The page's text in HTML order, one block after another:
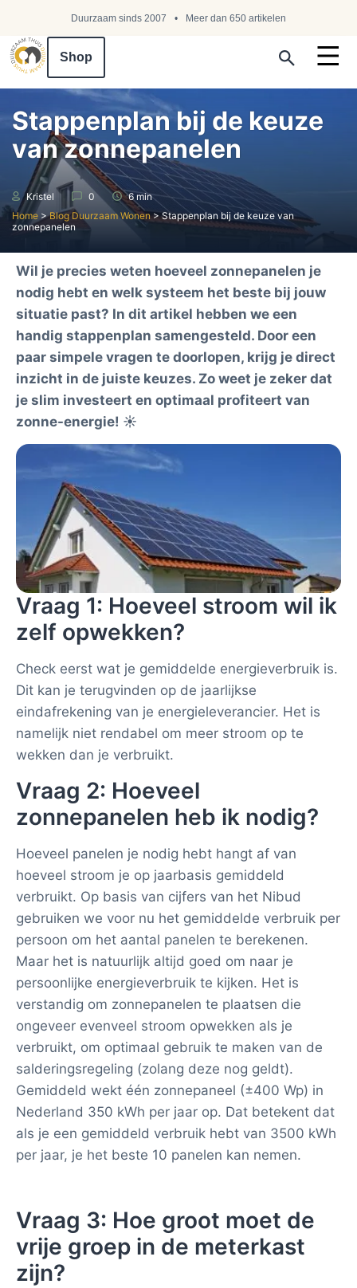
Duurzaam sinds 2007 Meer dan 650 artikelen
Shop
Stappenplan bij de keuze
van zonnepanelen
Kristel 0
6 min
Home >Blog Duurzaam Wonen>Stappenplan bij de keuze van
zonnepanelen
Wil je precies weten hoeveel zonnepanelen je
nodig hebt en welk systeem het beste bij jouw
situatie past? In dit artikel hebben we een
handig stappenplan samengesteld. Door een
paar simpele vragen te doorlopen, krijg je direct
inzicht in de juiste keuzes. Zo weet je zeker dat
je slim investeert en optimaal profiteert van
zonne-energie! ☀️
Vraag 1: Hoeveel stroom wil ik
zelf opwekken?
Check eerst wat je gemiddelde energieverbruik is.
Dit kan je terugvinden op de jaarlijkse
eindafrekening van je energieleverancier. Het is
namelijk niet rendabel om meer stroom op te
wekken dan je verbruikt.
Vraag 2: Hoeveel
zonnepanelen heb ik nodig?
Hoeveel panelen je nodig hebt hangt af van
hoeveel stroom je op jaarbasis gemiddeld
verbruikt. Op basis van cijfers van het Nibud
gebruiken we voor nu het gemiddelde verbruik per
persoon om het aantal panelen te berekenen.
Maar het is natuurlijk altijd goed om naar je
persoonlijke energieverbruik te kijken. Het is
verstandig om zonnepanelen te plaatsen die
ongeveer evenveel stroom opwekken als je
verbruikt, om optimaal gebruik te maken van de
salderingsregeling (zolang deze nog geldt).
Gemiddeld wekt één zonnepaneel (±400 Wp) in
Nederland 350 kWh per jaar op. Dat betekent dat
als je een gemiddeld verbruik hebt van 3500 kWh
per jaar, je het beste 10 panelen kan nemen.
Vraag 3: Hoe groot moet de
vrije groep in de meterkast
zijn?